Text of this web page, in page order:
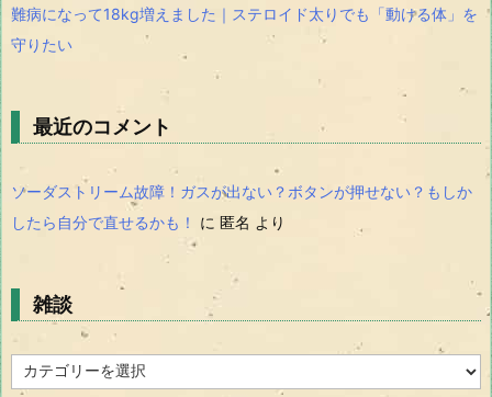
難病になって18kg増えました｜ステロイド太りでも「動ける体」を
守りたい
最近のコメント
ソーダストリーム故障！ガスが出ない？ボタンが押せない？もしか
したら自分で直せるかも！
に 匿名 より
雑談
談